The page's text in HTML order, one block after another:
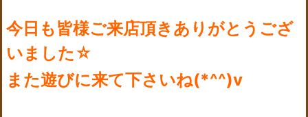
今日も皆様ご来店頂きありがとうござ
いました☆
また遊びに来て下さいね(*^^)v